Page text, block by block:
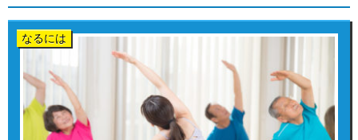
なるには